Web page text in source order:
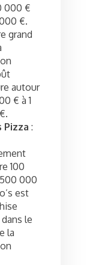
000 €
€.
grand
autour
€ à 1
Pizza :
100
000
est
le
la